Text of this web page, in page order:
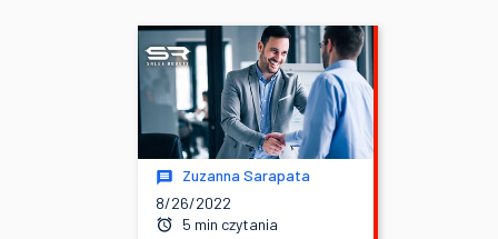
Zuzanna Sarapata
8/26/2022
5 min czytania